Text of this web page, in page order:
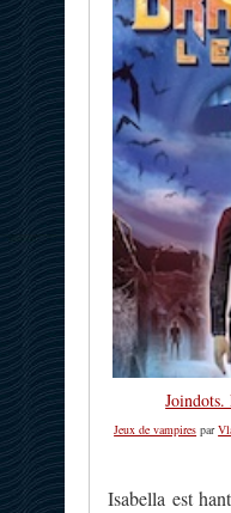
Joindots.
Jeux de vampires par
Isabella est